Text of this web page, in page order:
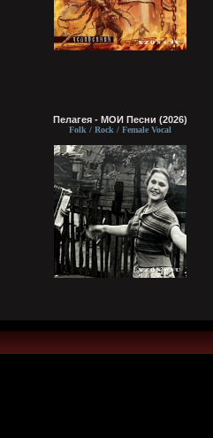
Пелагея - МОИ Песни (2026)
Folk / Rock / Female Vocal